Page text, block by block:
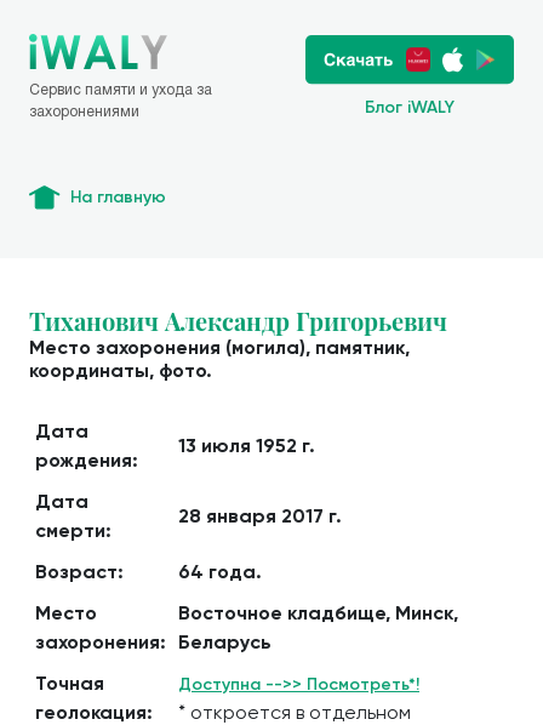
Сервис памяти и ухода за
захоронениями
Блог iWALY
На главную
Тиханович Александр Григорьевич
Место захоронения (могила), памятник,
координаты, фото.
Дата
рождения:
13 июля 1952 г.
Дата
смерти:
28 января 2017 г.
Возраст:
64 года.
Место
захоронения:
Восточное кладбище, Минск,
Беларусь
Точная
геолокация:
Доступна -->> Посмотреть*!
* откроется в отдельном